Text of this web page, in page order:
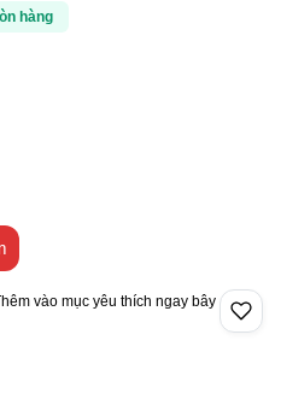
hàng
vào mục yêu thích ngay bây